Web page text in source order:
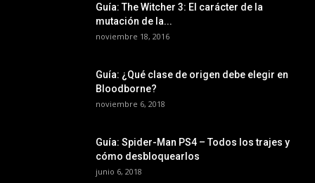
Guía: The Witcher 3: El carácter de la
mutación de la...
noviembre 18, 2016
Guía: ¿Qué clase de origen debe elegir en
Bloodborne?
noviembre 6, 2018
Guía: Spider-Man PS4 – Todos los trajes y
cómo desbloquearlos
junio 6, 2018